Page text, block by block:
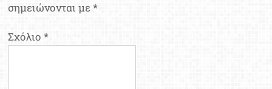
σημειώνονται με*
Σχόλιο*